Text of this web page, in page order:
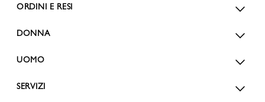
ORDINI E RESI
DONNA
UOMO
SERVIZI